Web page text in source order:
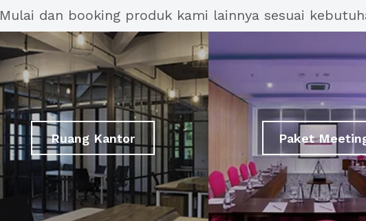
Mulai dan booking produk kami lainnya sesuai
Ruang Kantor Paket